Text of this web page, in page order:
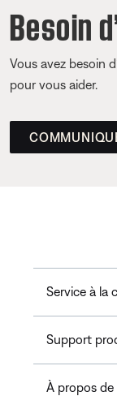
Besoin
Vous avez besoin
pour vous aider.
Service à la
Support
À propos de